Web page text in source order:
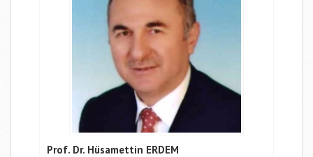
Prof. Dr. Hüsamettin ERDEM